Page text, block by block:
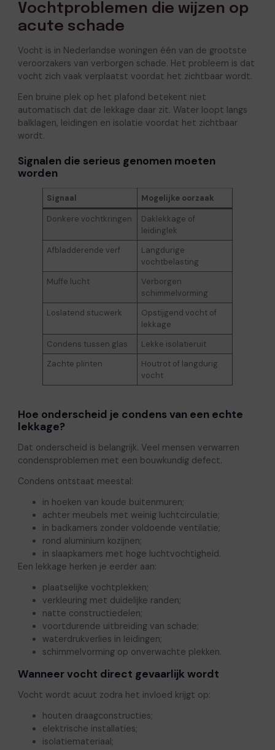
Vochtproblemen die wijzen op
acute schade
Vocht is in Nederlandse woningen één van de grootste
veroorzakers van verborgen schade. Het probleem is dat
vocht zich vaak verplaatst voordat het zichtbaar wordt.
Een bruine plek op het plafond betekent niet
automatisch dat de lekkage daar zit. Water loopt langs
balklagen, leidingen en isolatie voordat het zichtbaar
wordt.
Signalen die serieus genomen moeten
worden
Signaal
Mogelijke oorzaak
Donkere vochtkringen
Daklekkage of
leidinglek
Afbladderende verf
Langdurige
vochtbelasting
Muffe lucht
Verborgen
schimmelvorming
Loslatend stucwerk
Opstijgend vocht of
lekkage
Condens tussen glas
Lekke isolatieruit
Zachte plinten
Houtrot of langdurig
vocht
Hoe onderscheid je condens van een echte
lekkage?
Dat onderscheid is belangrijk. Veel mensen verwarren
condensproblemen met een bouwkundig defect.
Condens ontstaat meestal:
in hoeken van koude buitenmuren;
achter meubels met weinig luchtcirculatie;
in badkamers zonder voldoende ventilatie;
rond aluminium kozijnen;
in slaapkamers met hoge luchtvochtigheid.
Een lekkage herken je eerder aan:
plaatselijke vochtplekken;
verkleuring met duidelijke randen;
natte constructiedelen;
voortdurende uitbreiding van schade;
waterdrukverlies in leidingen;
schimmelvorming op onverwachte plekken.
Wanneer vocht direct gevaarlijk wordt
Vocht wordt acuut zodra het invloed krijgt op:
houten draagconstructies;
elektrische installaties;
isolatiemateriaal;